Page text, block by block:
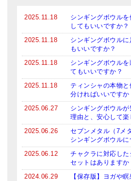
ヒーリング・マンダラポスター
ロゴステッカー・ポストカード各種
亡命チベット人尼僧のお守り・チャー
チベット・マントラ・ヒーリングCD
ギフトラッピング
シンギングボウル講座
初級講座
倍音呼吸法レッスン
2025.11.18
シンギングボウル
してもいいですか？
2025.11.18
シンギングボウル
もいいですか？
2025.11.18
シンギングボウル
てもいいですか？
2025.11.18
ティンシャの本物
分ければいいですか
2025.06.27
シンギングボウル
理由と、安心して楽
2025.06.26
セブンメタル（7メ
シンギングボウルに
2025.06.12
チャクラに対応し
セットはありますか
2024.06.29
【保存版】ヨガや